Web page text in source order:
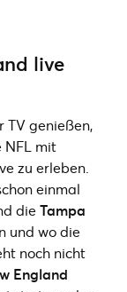
live
TV genießen,
NFL mit
zu erleben.
einmal
dieTampa
und wo die
noch nicht
England